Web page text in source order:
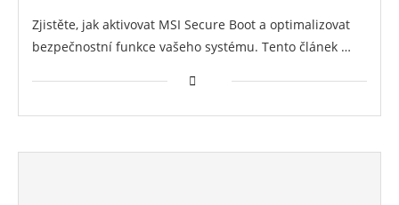
Zjistěte, jak aktivovat MSI Secure Boot a optimalizovat
bezpečnostní funkce vašeho systému. Tento článek …